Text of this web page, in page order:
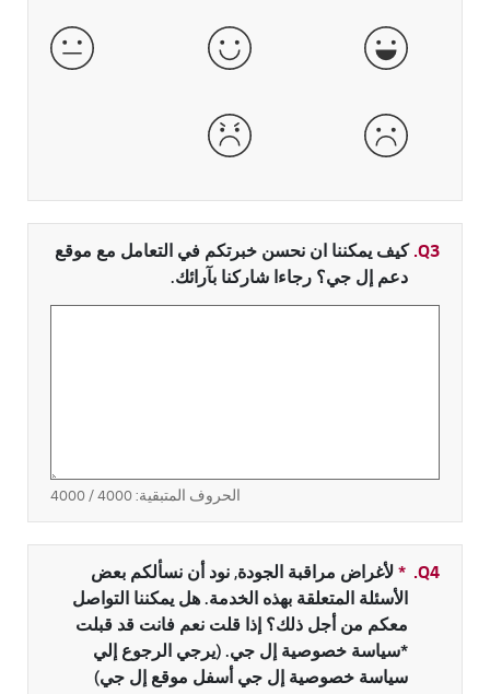
جيدة جداً جيدة عادية
سيئة سيئة جداً
Q3. كيف يمكننا ان نحسن خبرتكم في التعامل مع موقع
دعم إل جي؟ رجاءا شاركنا بآرائك.
الحروف المتبقية:4000
/ 4000
Q4.
*حقل مطلوب
لأغراض مراقبة الجودة, نود أن نسألكم بعض
الأسئلة المتعلقة بهذه الخدمة. هل يمكننا التواصل
معكم من أجل ذلك؟ إذا قلت نعم فانت قد قبلت
*سياسة خصوصية إل جي. (يرجي الرجوع إلي
سياسة خصوصية إل جي أسفل موقع إل جي)